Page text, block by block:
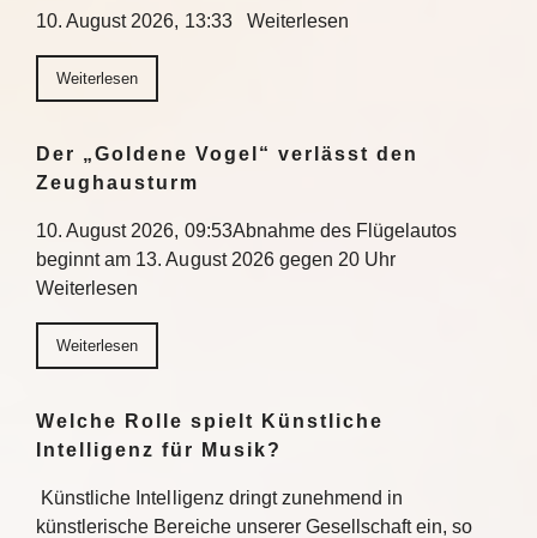
10. August 2026, 13:33 Weiterlesen
Weiterlesen
Der „Goldene Vogel“ verlässt den
Zeughausturm
10. August 2026, 09:53Abnahme des Flügelautos
beginnt am 13. August 2026 gegen 20 Uhr
Weiterlesen
Weiterlesen
Welche Rolle spielt Künstliche
Intelligenz für Musik?
Künstliche Intelligenz dringt zunehmend in
künstlerische Bereiche unserer Gesellschaft ein, so